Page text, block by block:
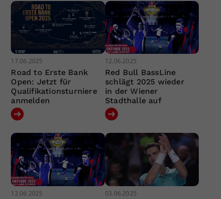
17.06.2025
Road to Erste Bank
Open: Jetzt für
Qualifikationsturniere
anmelden
12.06.2025
Red Bull BassLine
schlägt 2025 wieder
in der Wiener
Stadthalle auf
12.06.2025 03.06.2025